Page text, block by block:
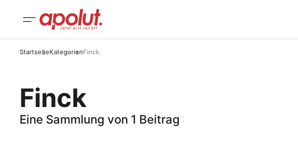
StartseiteKategorienFinck
Finck
Eine Sammlung von 1 Beitrag